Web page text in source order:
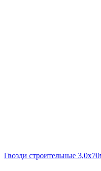
Гвозди строительные